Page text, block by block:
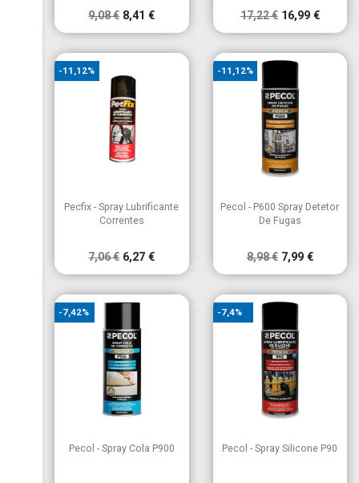
9,08 € 8,41 € 17,22 € 16,99 €
Vista rápida
Pecfix - Spray Lubrificante
Correntes
7,06 € 6,27 €
-11,12%
Vista rápida
Pecol - P600 Spray Detetor
De Fugas
8,98 € 7,99 €
-11,12%
Vista rápida
Pecol - Spray Cola P900
-7,42%
Vista rápida
Pecol - Spray Silicone P90
-7,4%